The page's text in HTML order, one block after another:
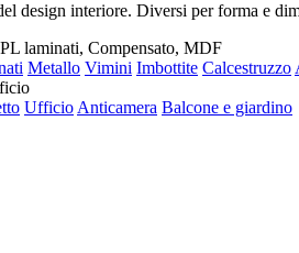
design interiore. Diversi per forma e
laminati, Compensato, MDF
Metallo Vimini Imbottite Calcestruzzo
UfficioAnticamera Balcone e giardino